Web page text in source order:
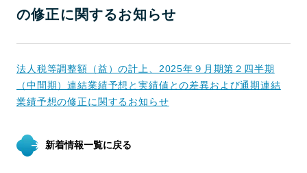
の修正に関するお知らせ
法人税等調整額（益）の計上、2025年９月期第２四半期
（中間期）連結業績予想と実績値との差異および通期連結
業績予想の修正に関するお知らせ
新着情報一覧に戻る